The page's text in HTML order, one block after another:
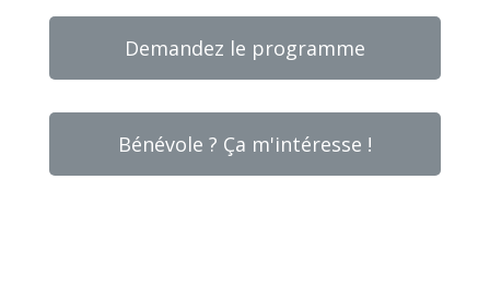
Demandez le programme
Bénévole ? Ça m'intéresse !